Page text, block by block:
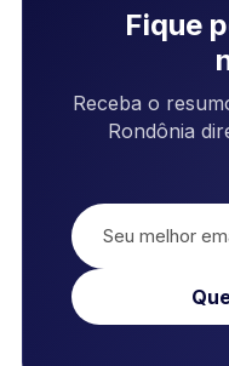
Fique
Receba o
Rondônia